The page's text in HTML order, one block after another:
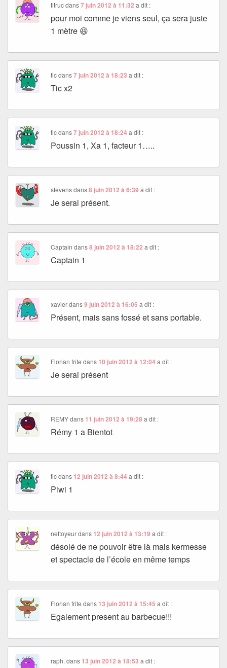
titrucdans7 juin 2012 à 11:32 a dit :
pour moi comme je viens seul, ça sera juste
1 mètre 😆
ticdans7 juin 2012 à 18:23 a dit :
Tic x2
ticdans7 juin 2012 à 18:24 a dit :
Poussin 1, Xa 1, facteur 1…..
stevensdans8 juin 2012 à 6:39 a dit :
Je serai présent.
Captain dans8 juin 2012 à 18:22 a dit :
Captain 1
xavierdans9 juin 2012 à 16:05 a dit :
Présent, mais sans fossé et sans portable.
Florian frite dans 10 juin 2012 à 12:04 a dit :
Je serai présent
REMYdans 11 juin 2012 à 19:28 a dit :
Rémy 1 a Bientot
ticdans 12 juin 2012 à 8:44 a dit :
Piwi 1
nettoyeurdans 12 juin 2012 à 13:19 a dit :
désolé de ne pouvoir être là mais kermesse
et spectacle de l’école en même temps
Florian frite dans 13 juin 2012 à 15:45 a dit :
Egalement present au barbecue!!!
raph. dans 13 juin 2012 à 18:53 a dit :